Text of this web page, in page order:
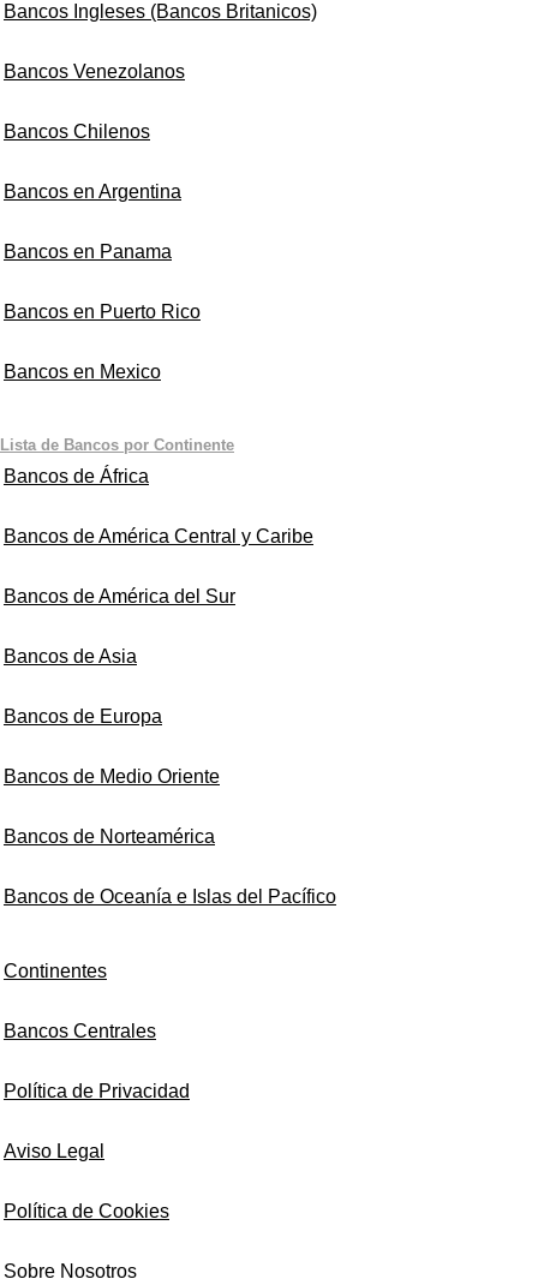
Bancos Ingleses (Bancos Britanicos)
Bancos Venezolanos
Bancos Chilenos
Bancos en Argentina
Bancos en Panama
Bancos en Puerto Rico
Bancos en Mexico
Lista de Bancos por Continente
Bancos de África
Bancos de América Central y Caribe
Bancos de América del Sur
Bancos de Asia
Bancos de Europa
Bancos de Medio Oriente
Bancos de Norteamérica
Bancos de Oceanía e Islas del Pacífico
Continentes
Bancos Centrales
Política de Privacidad
Aviso Legal
Política de Cookies
Sobre Nosotros